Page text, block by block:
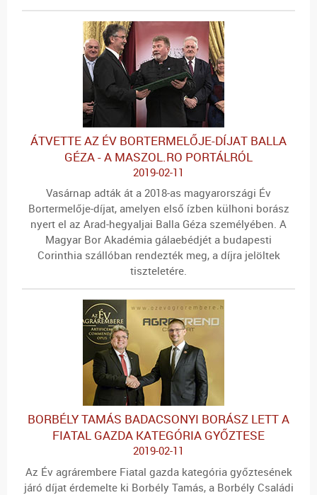
ÁTVETTE AZ ÉV BORTERMELŐJE-DÍJAT BALLA
GÉZA - A MASZOL.RO PORTÁLRÓL
2019-02-11
Vasárnap adták át a 2018-as magyarországi Év
Bortermelője-díjat, amelyen első ízben külhoni borász
nyert el az Arad-hegyaljai Balla Géza személyében. A
Magyar Bor Akadémia gálaebédjét a budapesti
Corinthia szállóban rendezték meg, a díjra jelöltek
tiszteletére.
BORBÉLY TAMÁS BADACSONYI BORÁSZ LETT A
FIATAL GAZDA KATEGÓRIA GYŐZTESE
2019-02-11
Az Év agrárembere Fiatal gazda kategória győztesének
járó díjat érdemelte ki Borbély Tamás, a Borbély Családi